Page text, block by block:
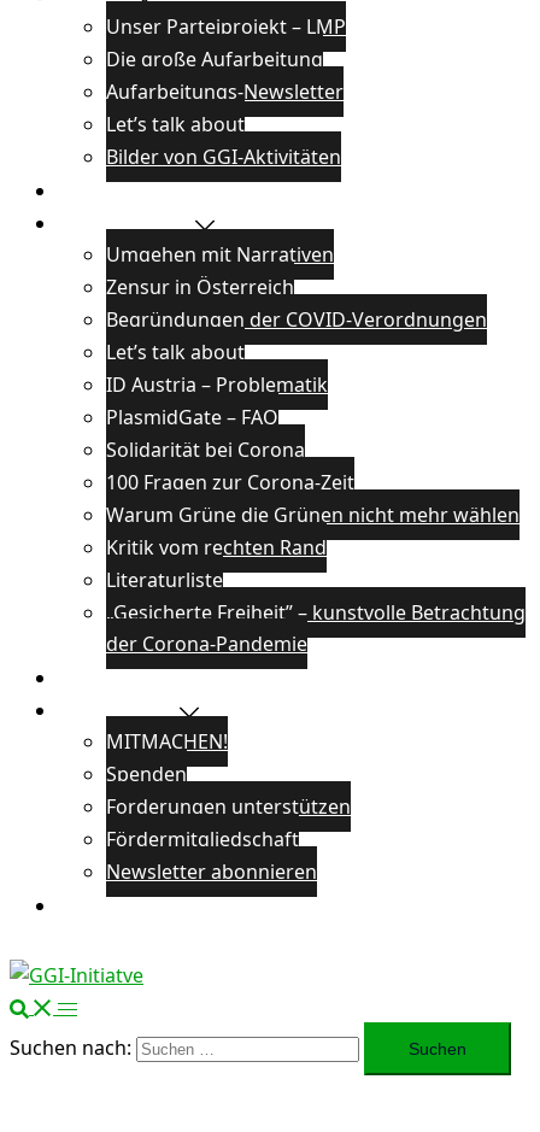
Unser Parteiprojekt – LMP
Die große Aufarbeitung
Aufarbeitungs-Newsletter
Let’s talk about
Bilder von GGI-Aktivitäten
Wissenswertes
Umgehen mit Narrativen
Zensur in Österreich
Begründungen der COVID-Verordnungen
Let’s talk about
ID Austria – Problematik
PlasmidGate – FAQ
Solidarität bei Corona
100 Fragen zur Corona-Zeit
Warum Grüne die Grünen nicht mehr wählen
Kritik vom rechten Rand
Literaturliste
„Gesicherte Freiheit” – kunstvolle Betrachtung
der Corona-Pandemie
Veranstaltungen
Unterstützen
MITMACHEN!
Spenden
Forderungen unterstützen
Fördermitgliedschaft
Newsletter abonnieren
Öffentlichkeitsarbeit
Suchen nach: